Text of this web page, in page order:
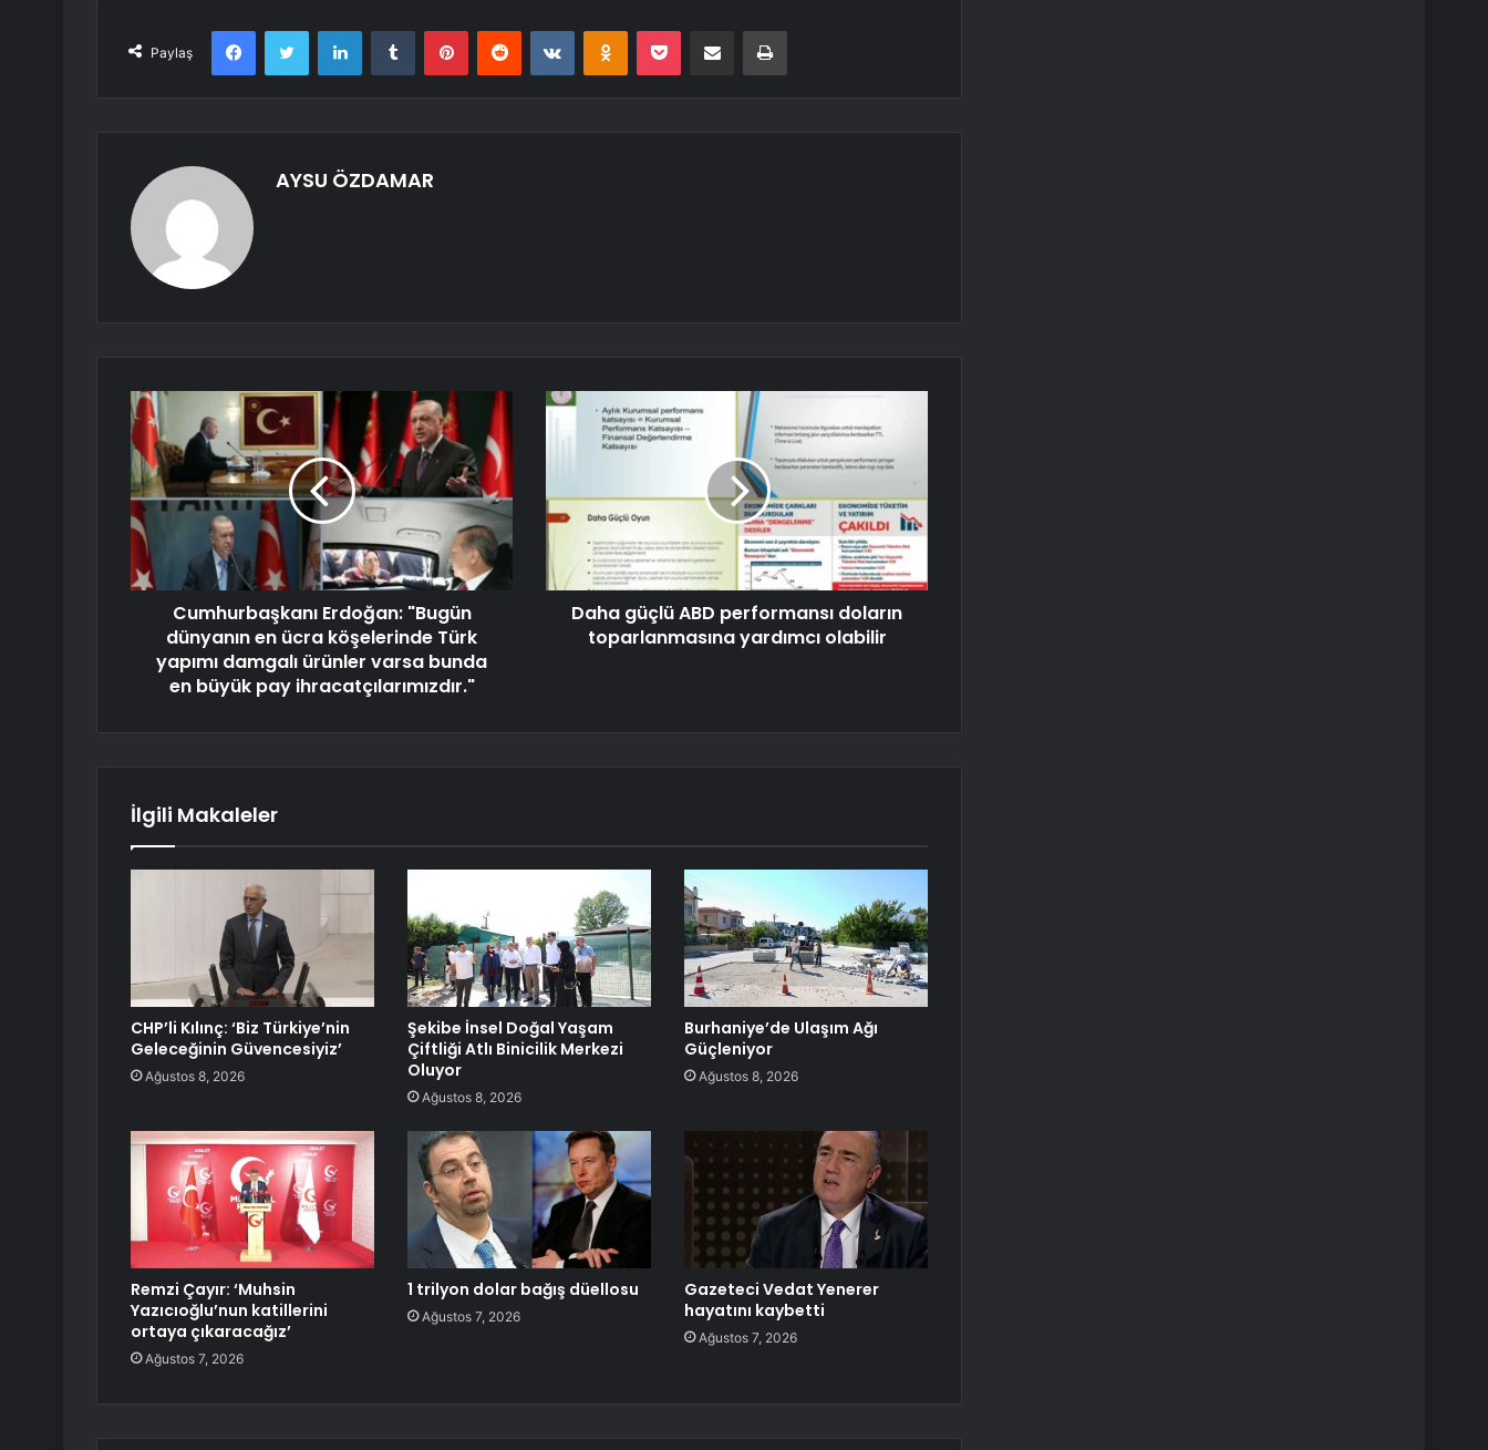
Paylaş
FacebookTwitter LinkedInTumblr PinterestReddit VKontakteOdnoklassniki
Pocket E-Posta ile paylaş Yazdır
AYSU ÖZDAMAR
Cumhurbaşkanı Erdoğan: "Bugün
dünyanın en ücra köşelerinde Türk
yapımı damgalı ürünler varsa bunda
en büyük pay ihracatçılarımızdır."
Daha güçlü ABD performansı doların
toparlanmasına yardımcı olabilir
İlgili Makaleler
CHP’li Kılınç: ‘Biz Türkiye’nin
Geleceğinin Güvencesiyiz’
Ağustos 8, 2026
Şekibe İnsel Doğal Yaşam
Çiftliği Atlı Binicilik Merkezi
Oluyor
Ağustos 8, 2026
Burhaniye’de Ulaşım Ağı
Güçleniyor
Ağustos 8, 2026
Remzi Çayır: ‘Muhsin
Yazıcıoğlu’nun katillerini
ortaya çıkaracağız’
Ağustos 7, 2026
1 trilyon dolar bağış düellosu
Ağustos 7, 2026
Gazeteci Vedat Yenerer
hayatını kaybetti
Ağustos 7, 2026